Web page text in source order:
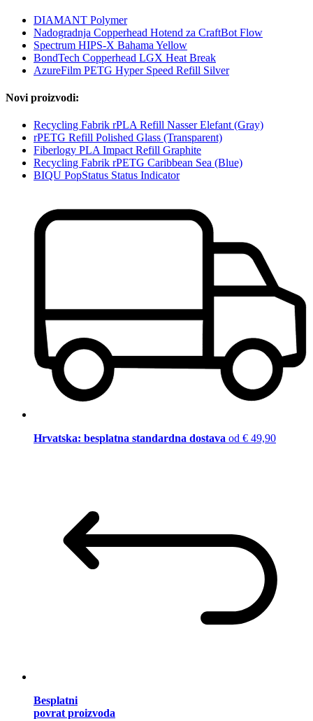
DIAMANT Polymer
Nadogradnja Copperhead Hotend za CraftBot Flow
Spectrum HIPS-X Bahama Yellow
BondTech Copperhead LGX Heat Break
AzureFilm PETG Hyper Speed Refill Silver
Novi proizvodi:
Recycling Fabrik rPLA Refill Nasser Elefant (Gray)
rPETG Refill Polished Glass (Transparent)
Fiberlogy PLA Impact Refill Graphite
Recycling Fabrik rPETG Caribbean Sea (Blue)
BIQU PopStatus Status Indicator
Hrvatska: besplatna standardna dostava od € 49,90
Besplatni
povrat proizvoda